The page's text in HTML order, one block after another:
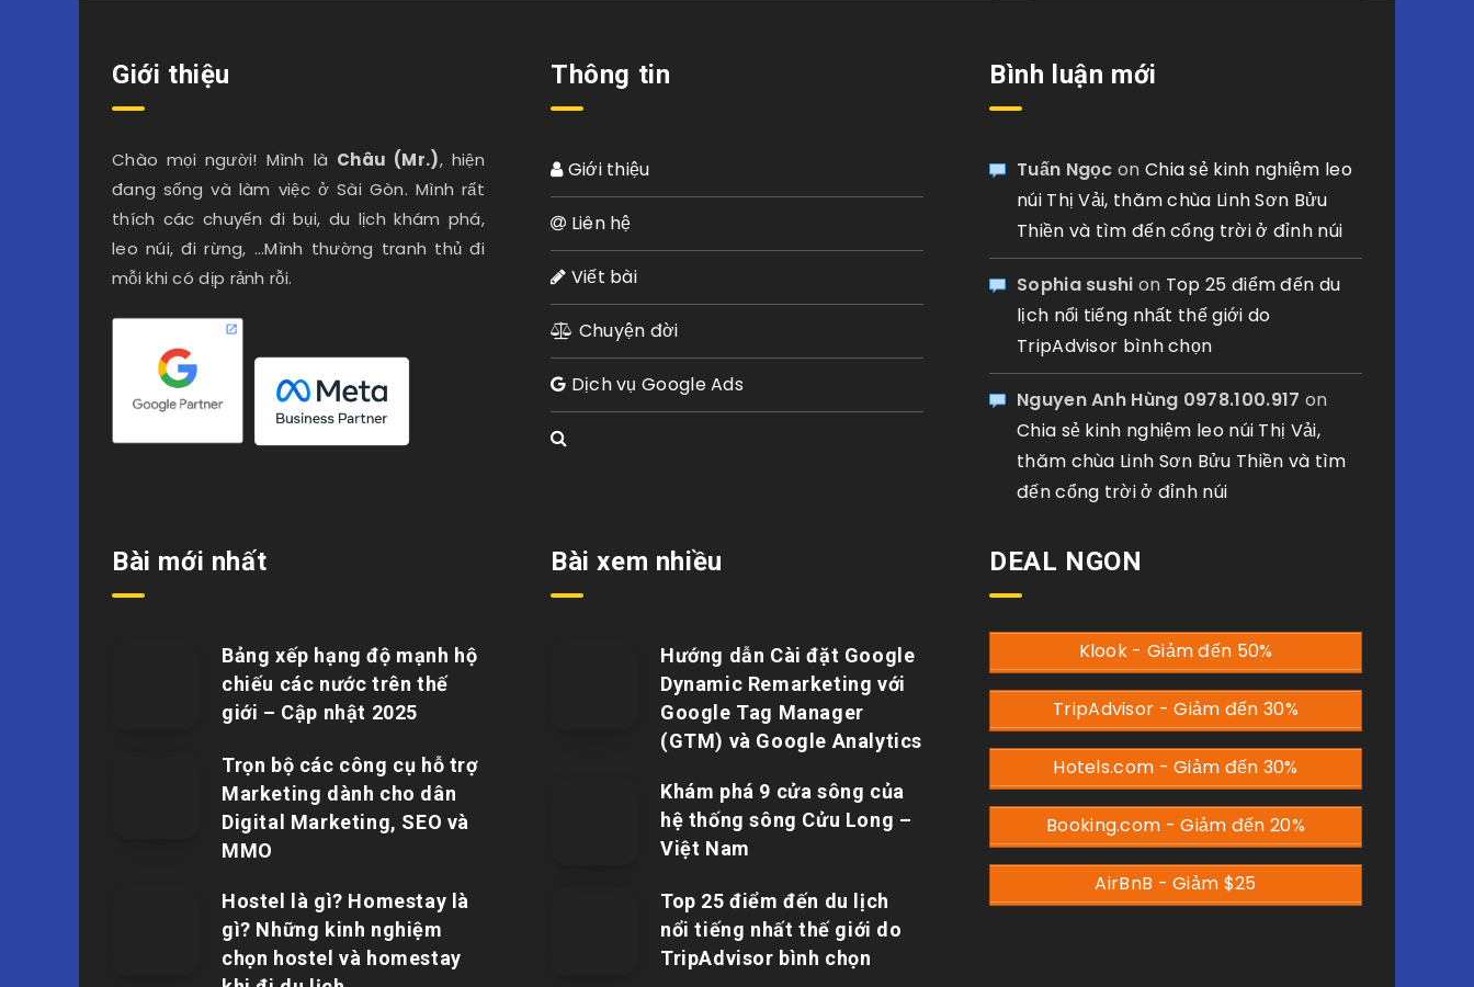
Giới thiệu
Chào mọi người! Mình là Châu (Mr.), hiện
đang sống và làm việc ở Sài Gòn. Mình rất
thích các chuyến đi bụi, du lịch khám phá,
leo núi, đi rừng, …Mình thường tranh thủ đi
mỗi khi có dịp rảnh rỗi.
Thông tin
Giới thiệu
Liên hệ
Viết bài
Chuyện đời
Dịch vụ Google Ads
Bình luận mới
Tuấn Ngọc on Chia sẻ kinh nghiệm leo
núi Thị Vải, thăm chùa Linh Sơn Bửu
Thiền và tìm đến cổng trời ở đỉnh núi
Sophia sushi on Top 25 điểm đến du
lịch nổi tiếng nhất thế giới do
TripAdvisor bình chọn
Nguyen Anh Hùng 0978.100.917 on
Chia sẻ kinh nghiệm leo núi Thị Vải,
thăm chùa Linh Sơn Bửu Thiền và tìm
đến cổng trời ở đỉnh núi
Bài mới nhất
Bảng xếp hạng độ mạnh hộ
chiếu các nước trên thế
giới – Cập nhật 2025
Trọn bộ các công cụ hỗ trợ
Marketing dành cho dân
Digital Marketing, SEO và
MMO
Hostel là gì? Homestay là
gì? Những kinh nghiệm
chọn hostel và homestay
Bài xem nhiều
Hướng dẫn Cài đặt Google
Dynamic Remarketing với
Google Tag Manager
(GTM) và Google Analytics
Khám phá 9 cửa sông của
hệ thống sông Cửu Long –
Việt Nam
Top 25 điểm đến du lịch
nổi tiếng nhất thế giới do
TripAdvisor bình chọn
DEAL NGON
Klook - Giảm đến 50%
TripAdvisor - Giảm đến 30%
Hotels.com - Giảm đến 30%
Booking.com - Giảm đến 20%
AirBnB - Giảm $25